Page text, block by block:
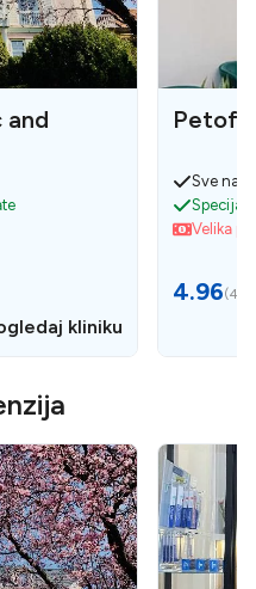
and
kliniku
Petofi
Sve na
Velika
4.96(49